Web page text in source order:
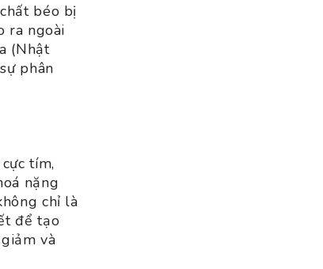
béo bị
ra ngoài
(Nhật
phân
tím,
nặng
chỉ là
để tạo
và